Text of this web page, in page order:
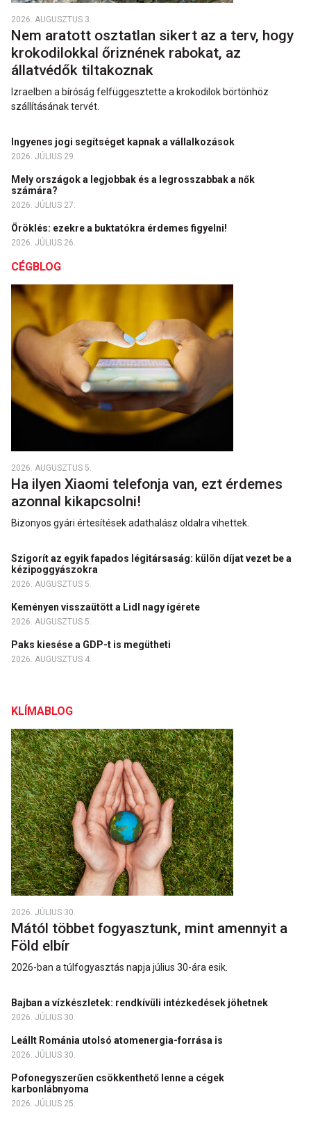
2026. AUGUSZTUS 3.
Nem aratott osztatlan sikert az a terv, hogy
krokodilokkal őriznének rabokat, az
állatvédők tiltakoznak
Izraelben a bíróság felfüggesztette a krokodilok börtönhöz
szállításának tervét.
Ingyenes jogi segítséget kapnak a vállalkozások
2026. JÚLIUS 29.
Mely országok a legjobbak és a legrosszabbak a nők
számára?
2026. JÚLIUS 27.
Öröklés: ezekre a buktatókra érdemes figyelni!
2026. JÚLIUS 26.
CÉGBLOG
2026. AUGUSZTUS 5.
Ha ilyen Xiaomi telefonja van, ezt érdemes
azonnal kikapcsolni!
Bizonyos gyári értesítések adathalász oldalra vihettek.
Szigorít az egyik fapados légitársaság: külön díjat vezet be a
kézipoggyászokra
2026. AUGUSZTUS 5.
Keményen visszaütött a Lidl nagy ígérete
2026. AUGUSZTUS 5.
Paks kiesése a GDP-t is megütheti
2026. AUGUSZTUS 4.
KLÍMABLOG
2026. JÚLIUS 30.
Mától többet fogyasztunk, mint amennyit a
Föld elbír
2026-ban a túlfogyasztás napja július 30-ára esik.
Bajban a vízkészletek: rendkívüli intézkedések jöhetnek
2026. JÚLIUS 30.
Leállt Románia utolsó atomenergia-forrása is
2026. JÚLIUS 30.
Pofonegyszerűen csökkenthető lenne a cégek
karbonlábnyoma
2026. JÚLIUS 25.